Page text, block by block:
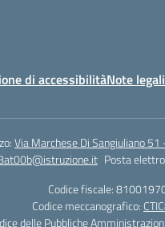
di accessibilitàNote legali
Via Marchese Di Sangiuliano
Posta
Codice fiscale:
Codice meccanografico:
delle Pubbliche